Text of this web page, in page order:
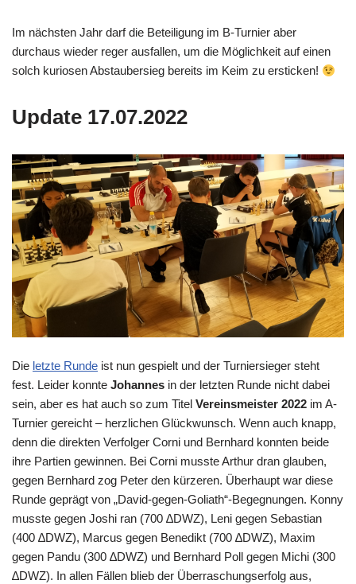
Im nächsten Jahr darf die Beteiligung im B-Turnier aber
durchaus wieder reger ausfallen, um die Möglichkeit auf einen
solch kuriosen Abstaubersieg bereits im Keim zu ersticken!
Update 17.07.2022
Die letzte Runde ist nun gespielt und der Turniersieger steht
fest. Leider konnte Johannes in der letzten Runde nicht dabei
sein, aber es hat auch so zum Titel Vereinsmeister 2022 im A-
Turnier gereicht – herzlichen Glückwunsch. Wenn auch knapp,
denn die direkten Verfolger Corni und Bernhard konnten beide
ihre Partien gewinnen. Bei Corni musste Arthur dran glauben,
gegen Bernhard zog Peter den kürzeren. Überhaupt war diese
Runde geprägt von „David-gegen-Goliath“-Begegnungen. Konny
musste gegen Joshi ran (700 ∆DWZ), Leni gegen Sebastian
(400 ∆DWZ), Marcus gegen Benedikt (700 ∆DWZ), Maxim
gegen Pandu (300 ∆DWZ) und Bernhard Poll gegen Michi (300
∆DWZ). In allen Fällen blieb der Überraschungserfolg aus,